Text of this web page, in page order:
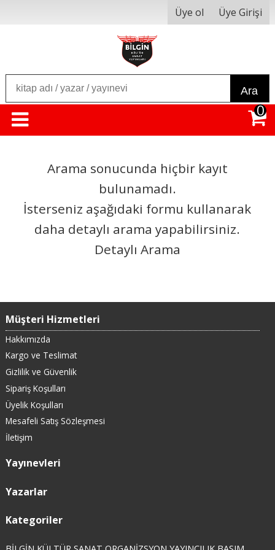
Üye ol Üye Girişi
Ara
0
Arama sonucunda hiçbir kayıt
bulunamadı.
İsterseniz aşağıdaki formu kullanarak
daha detaylı arama yapabilirsiniz.
Detaylı Arama
Müşteri Hizmetleri
Hakkımızda
Kargo ve Teslimat
Gizlilik ve Güvenlik
Sipariş Koşulları
Üyelik Koşulları
Mesafeli Satış Sözleşmesi
İletişim
Yayınevleri
Yazarlar
Kategoriler